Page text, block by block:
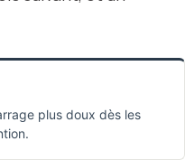
plus doux dès les